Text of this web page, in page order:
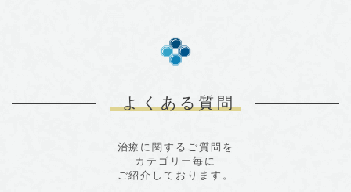
よくある質問
治療に関するご質問を
カテゴリー毎に
ご紹介しております。